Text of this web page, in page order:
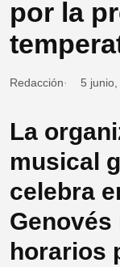
por la
Redacción 5
La
musical
celebra
horarios